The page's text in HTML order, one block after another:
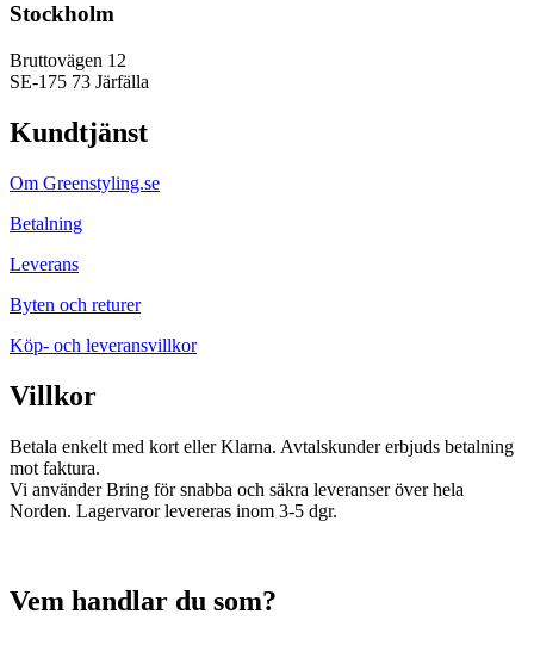
Stockholm
Bruttovägen 12
SE-175 73 Järfälla
Kundtjänst
Om Greenstyling.se
Betalning
Leverans
Byten och returer
Köp- och leveransvillkor
Villkor
Betala enkelt med kort eller Klarna. Avtalskunder erbjuds betalning
mot faktura.
Vi använder Bring för snabba och säkra leveranser över hela
Norden. Lagervaror levereras inom 3-5 dgr.
Vem handlar du som?